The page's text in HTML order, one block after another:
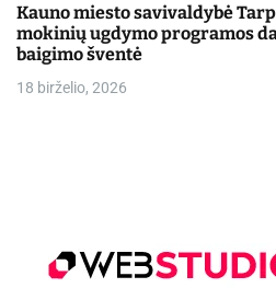
Kauno miesto savivaldybė
mokinių ugdymo programos
baigimo šventė
18 birželio, 2026